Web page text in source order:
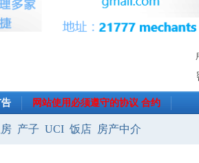
网站使用必须遵守的协议 合约
产子 UCI 饭店 房产中介